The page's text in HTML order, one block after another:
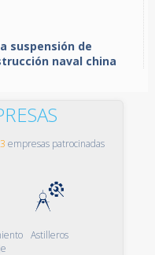
suspensión de
naval china
empresas patrocinadas
Astilleros